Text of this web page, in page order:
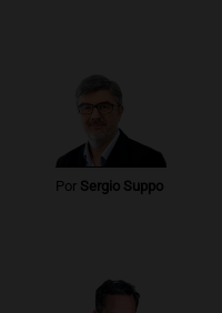
Por Sergio Suppo